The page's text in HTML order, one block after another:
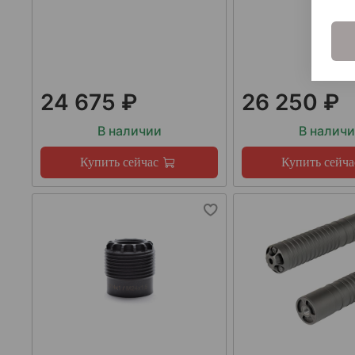
24 675 ₽
В наличии
Купить сейчас
26 250 ₽
В
Купить